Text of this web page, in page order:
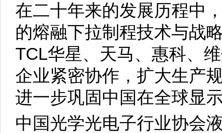
在二十年来的发展历程中
的熔融下拉制程技术与战
TCL华星、天马、惠科、
企业紧密协作，扩大生产
进一步巩固中国在全球显
中国光学光电子行业协会